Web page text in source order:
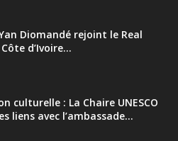
Diomandé rejoint le Real
d’Ivoire...
culturelle : La Chaire UNESCO
liens avec l’ambassade...